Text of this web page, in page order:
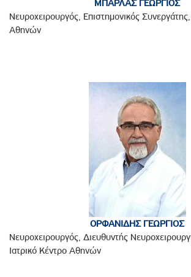
ΜΠΑΡΛΑΣ ΓΕΩΡΓΙΟΣ
Νευροχειρουργός, Επιστημονικός
Αθηνών
ΟΡΦΑΝΙΔΗΣ ΓΕΩΡΓΙΟΣ
Νευροχειρουργός, Διευθυντής
Ιατρικό Κέντρο Αθηνών